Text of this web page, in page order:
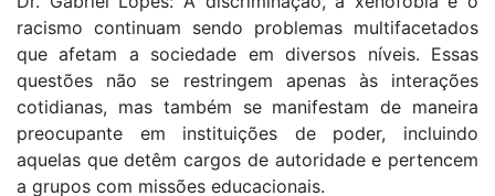
racismo continuam sendo problemas multifacetados
que afetam a sociedade em diversos níveis. Essas
questões não se restringem apenas às interações
cotidianas, mas também se manifestam de maneira
preocupante em instituições de poder, incluindo
aquelas que detêm cargos de autoridade e pertencem
a grupos com missões educacionais.